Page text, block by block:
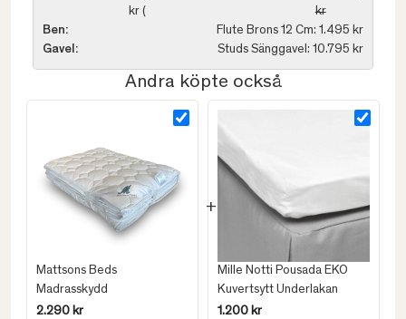
kr (
kr
Ben:
Flute Brons 12 Cm: 1.495 kr
Gavel:
Studs Sänggavel: 10.795 kr
Andra köpte också
Mattsons Beds
Madrasskydd
2.290 kr
Mille Notti Pousada EKO
Kuvertsytt Underlakan
1.200 kr